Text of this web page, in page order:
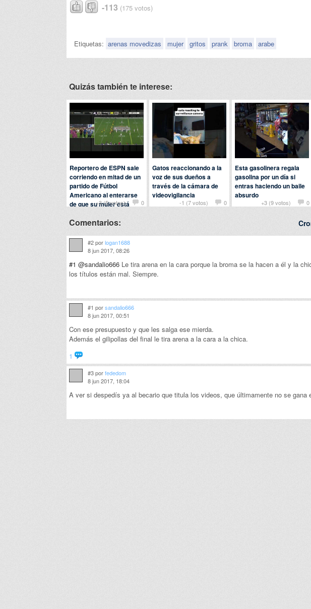
-113 (175 votos)
Etiquetas: arenas movedizas mujer gritos prank broma arabe
Quizás también te interese:
+3 (5 votos) 0
Reportero de ESPN sale
corriendo en mitad de un
partido de Fútbol
Americano al enterarse
de que su mujer está
PorBabaenCuriosidades
-1 (7 votos) 0
Gatos reaccionando a la
voz de sus dueños a
través de la cámara de
videovigilancia
PorferenAnimales
+3 (9 votos) 0
Esta gasolinera regala
gasolina por un día si
entras haciendo un baile
absurdo
PorjohnenCuriosidades
Comentarios:
#2 porlogan1688
8 jun 2017, 08:26
#1 @sandalio666 Le tira arena en la cara porque la broma se la hacen a él y la
los títulos están mal. Siempre.
#1 porsandalio666
8 jun 2017, 00:51
Con ese presupuesto y que les salga ese mierda.
Además el gilipollas del final le tira arena a la cara a la chica.
1
#3 porfededom
8 jun 2017, 18:04
A ver si despedís ya al becario que titula los videos, que últimamente no se gana